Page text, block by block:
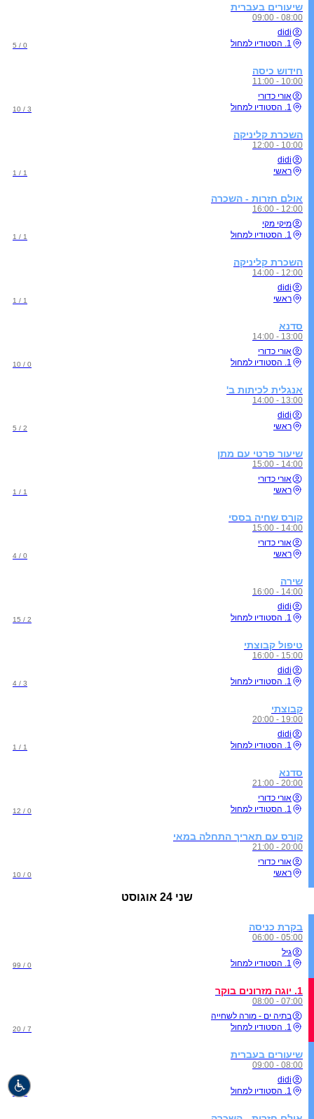
שיעורים בעברית
08:00 - 09:00
didi
1. הסטודיו למחול
0 / 5
חידוש כיסה
10:00 - 11:00
אורי כדורי
1. הסטודיו למחול
3 / 10
השכרת קליניקה
10:00 - 12:00
didi
ראשי
1 / 1
אולם חזרות - השכרה
12:00 - 16:00
מיקי מקי
1. הסטודיו למחול
1 / 1
השכרת קליניקה
12:00 - 14:00
didi
ראשי
1 / 1
סדנא
13:00 - 14:00
אורי כדורי
1. הסטודיו למחול
0 / 10
אנגלית לכיתות ב'
13:00 - 14:00
didi
ראשי
2 / 5
שיעור פרטי עם מתן
14:00 - 15:00
אורי כדורי
ראשי
1 / 1
קורס שחיה בססי
14:00 - 15:00
אורי כדורי
ראשי
0 / 4
שירה
14:00 - 16:00
didi
1. הסטודיו למחול
2 / 15
טיפול קבוצתי
15:00 - 16:00
didi
1. הסטודיו למחול
3 / 4
קבוצתי
19:00 - 20:00
didi
1. הסטודיו למחול
1 / 1
סדנא
20:00 - 21:00
אורי כדורי
1. הסטודיו למחול
0 / 12
קורס עם תאריך התחלה במאי
20:00 - 21:00
אורי כדורי
ראשי
0 / 10
שני 24 אוגוסט
בקרת כניסה
05:00 - 06:00
גיל
1. הסטודיו למחול
0 / 99
1. יוגה מזרונים בוקר
07:00 - 08:00
בתיה ים - מורה לשחייה
1. הסטודיו למחול
7 / 20
שיעורים בעברית
08:00 - 09:00
didi
1. הסטודיו למחול
0 / 5